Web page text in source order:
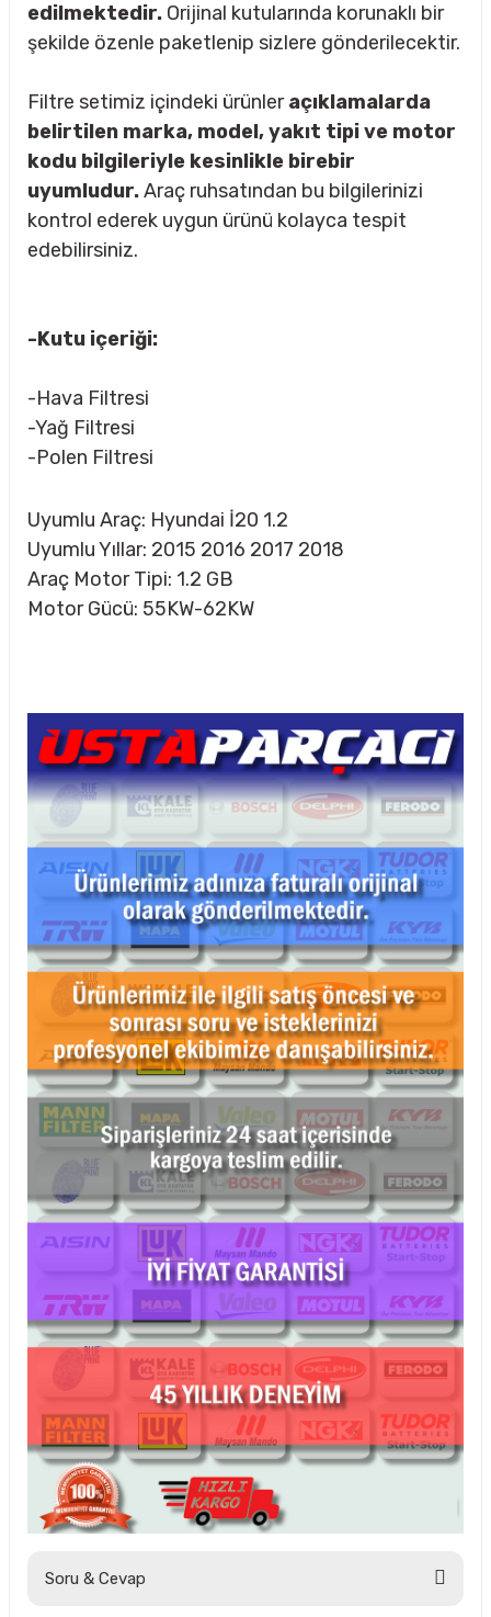
Ürünleri
Rulman
edilmektedir. Orijinal kutularında korunaklı bir
şekilde özenle paketlenip sizlere gönderilecektir.
Filtre setimiz içindeki ürünleraçıklamalarda
belirtilen marka, model, yakıt tipi ve motor
kodu bilgileriyle kesinlikle birebir
uyumludur.Araç ruhsatından bu bilgilerinizi
kontrol ederek uygun ürünü kolayca tespit
edebilirsiniz.
-Kutu içeriği:
-Hava Filtresi
-Yağ Filtresi
-Polen Filtresi
Uyumlu Araç: Hyundai İ20 1.2
Uyumlu Yıllar: 2015 2016 2017 2018
Araç Motor Tipi: 1.2 GB
Motor Gücü: 55KW-62KW
Soru & Cevap